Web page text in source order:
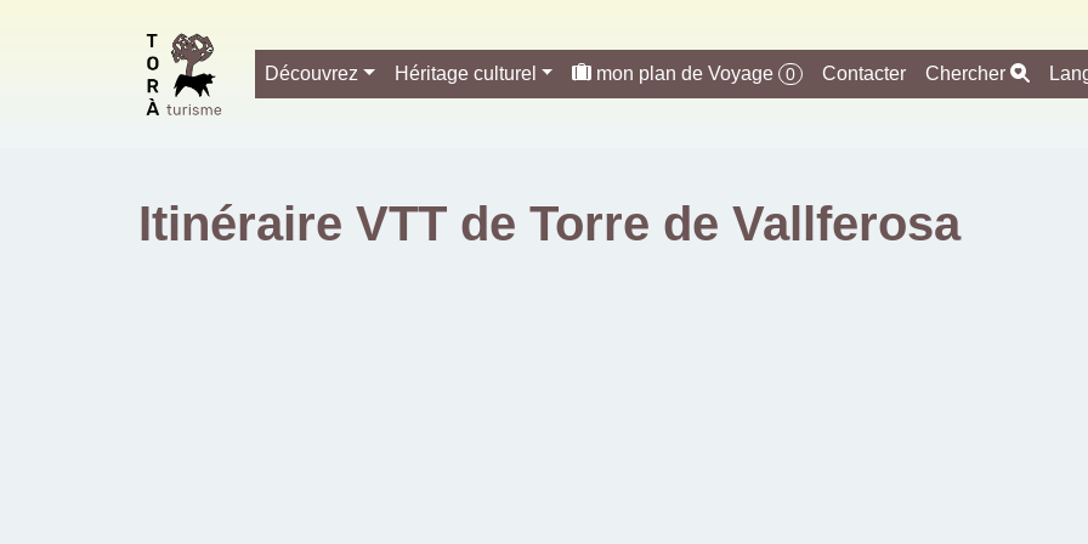
Découvrez Héritage culturel mon plan de Voyage 0 Contacter Chercher
Itinéraire VTT de Torre de Vallferosa